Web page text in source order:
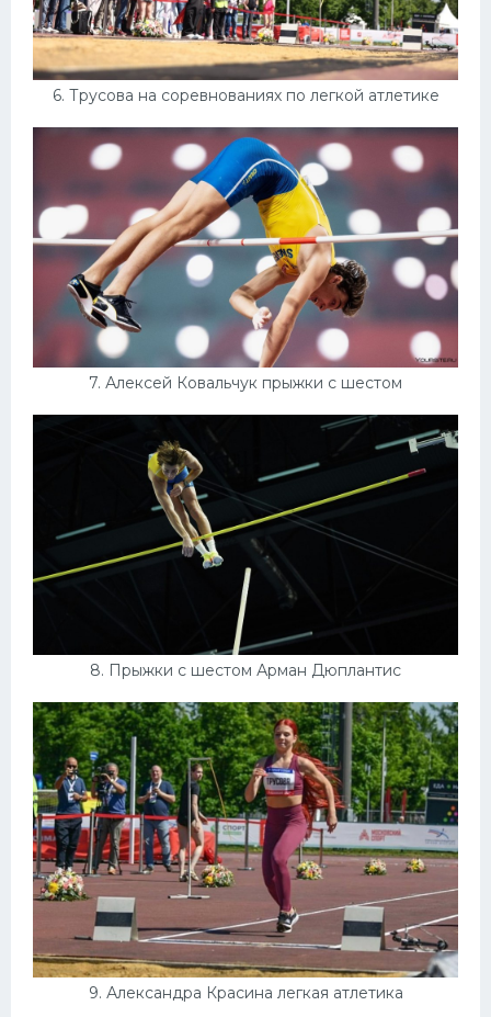
6. Трусова на соревнованиях по легкой атлетике
7. Алексей Ковальчук прыжки с шестом
8. Прыжки с шестом Арман Дюплантис
9. Александра Красина легкая атлетика